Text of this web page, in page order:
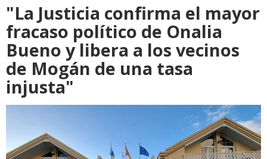
"La Justicia confirma el mayor
fracaso político de Onalia
Bueno y libera a los vecinos
de Mogán de una tasa
injusta"